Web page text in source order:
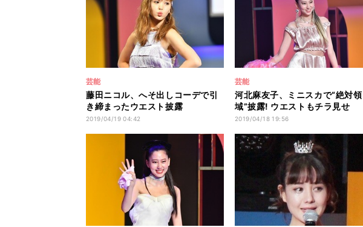
芸能
藤田ニコル、へそ出しコーデで引
き締まったウエスト披露
2019/04/19 04:42
芸能
河北麻友子、ミニスカで“絶対領
域”披露! ウエストもチラ見せ
2019/04/18 19:56